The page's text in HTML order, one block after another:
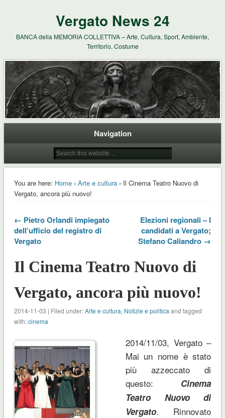
Vergato News 24
BANCA della MEMORIA COLLETTIVA – Arte, Cultura, Sport, Ambiente,
Territorio, Costume
Navigation
You are here: Home› Arte e cultura› Il Cinema Teatro Nuovo di
Vergato, ancora più nuovo!
← Pietro Orlandi impiegato
dell’ufficio del registro di
Vergato
Elezioni regionali – I
candidati a Vergato;
Stefano Caliandro →
Il Cinema Teatro Nuovo di
Vergato, ancora più nuovo!
2014-11-03 | Filed under:Arte e cultura, Notizie e politica and tagged
with:cinema
2014/11/03, Vergato –
Mai un nome è stato
più azzeccato di
questo: Cinema
Teatro Nuovo di
Vergato. Rinnovato